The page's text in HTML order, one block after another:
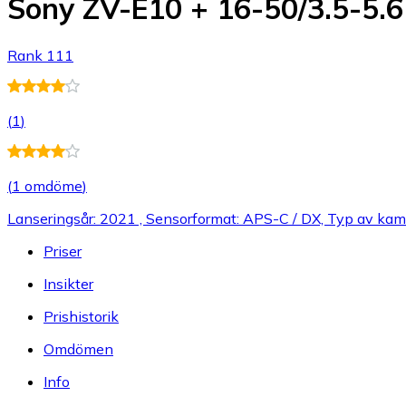
Sony ZV-E10 + 16-50/3.5-
Rank 111
(1)
(1 omdöme)
Lanseringsår: 2021 , Sensorformat: APS-C / DX, Typ av
Priser
Insikter
Prishistorik
Omdömen
Info